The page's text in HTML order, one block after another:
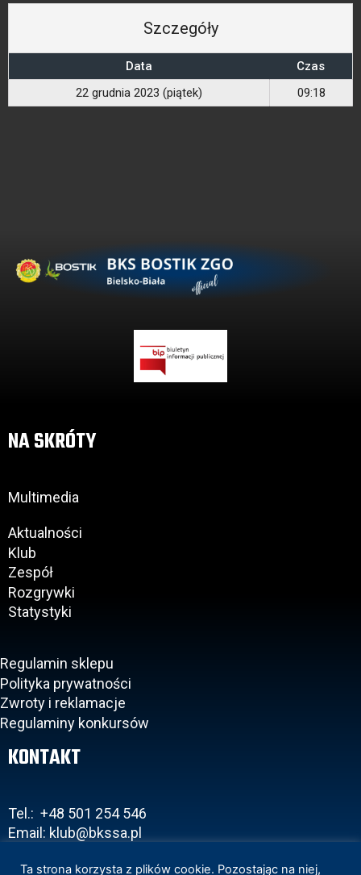
Szczegóły
Data
Czas
22 grudnia 2023 (piątek)
09:18
NA SKRÓTY
Multimedia
Aktualności
Klub
Zespół
Rozgrywki
Statystyki
Regulamin sklepu
Polityka prywatności
Zwroty i reklamacje
Regulaminy konkursów
KONTAKT
Tel.: +48 501 254 546
Email: klub@bkssa.pl
Ta strona korzysta z plików cookie. Pozostając na niej,